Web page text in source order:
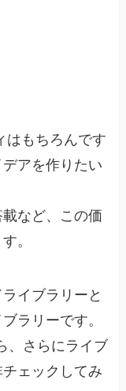
はもちろんです
アを作りたい
など、この価
。
イブラリーと
ラリーです。
、さらにライブ
ェックしてみ